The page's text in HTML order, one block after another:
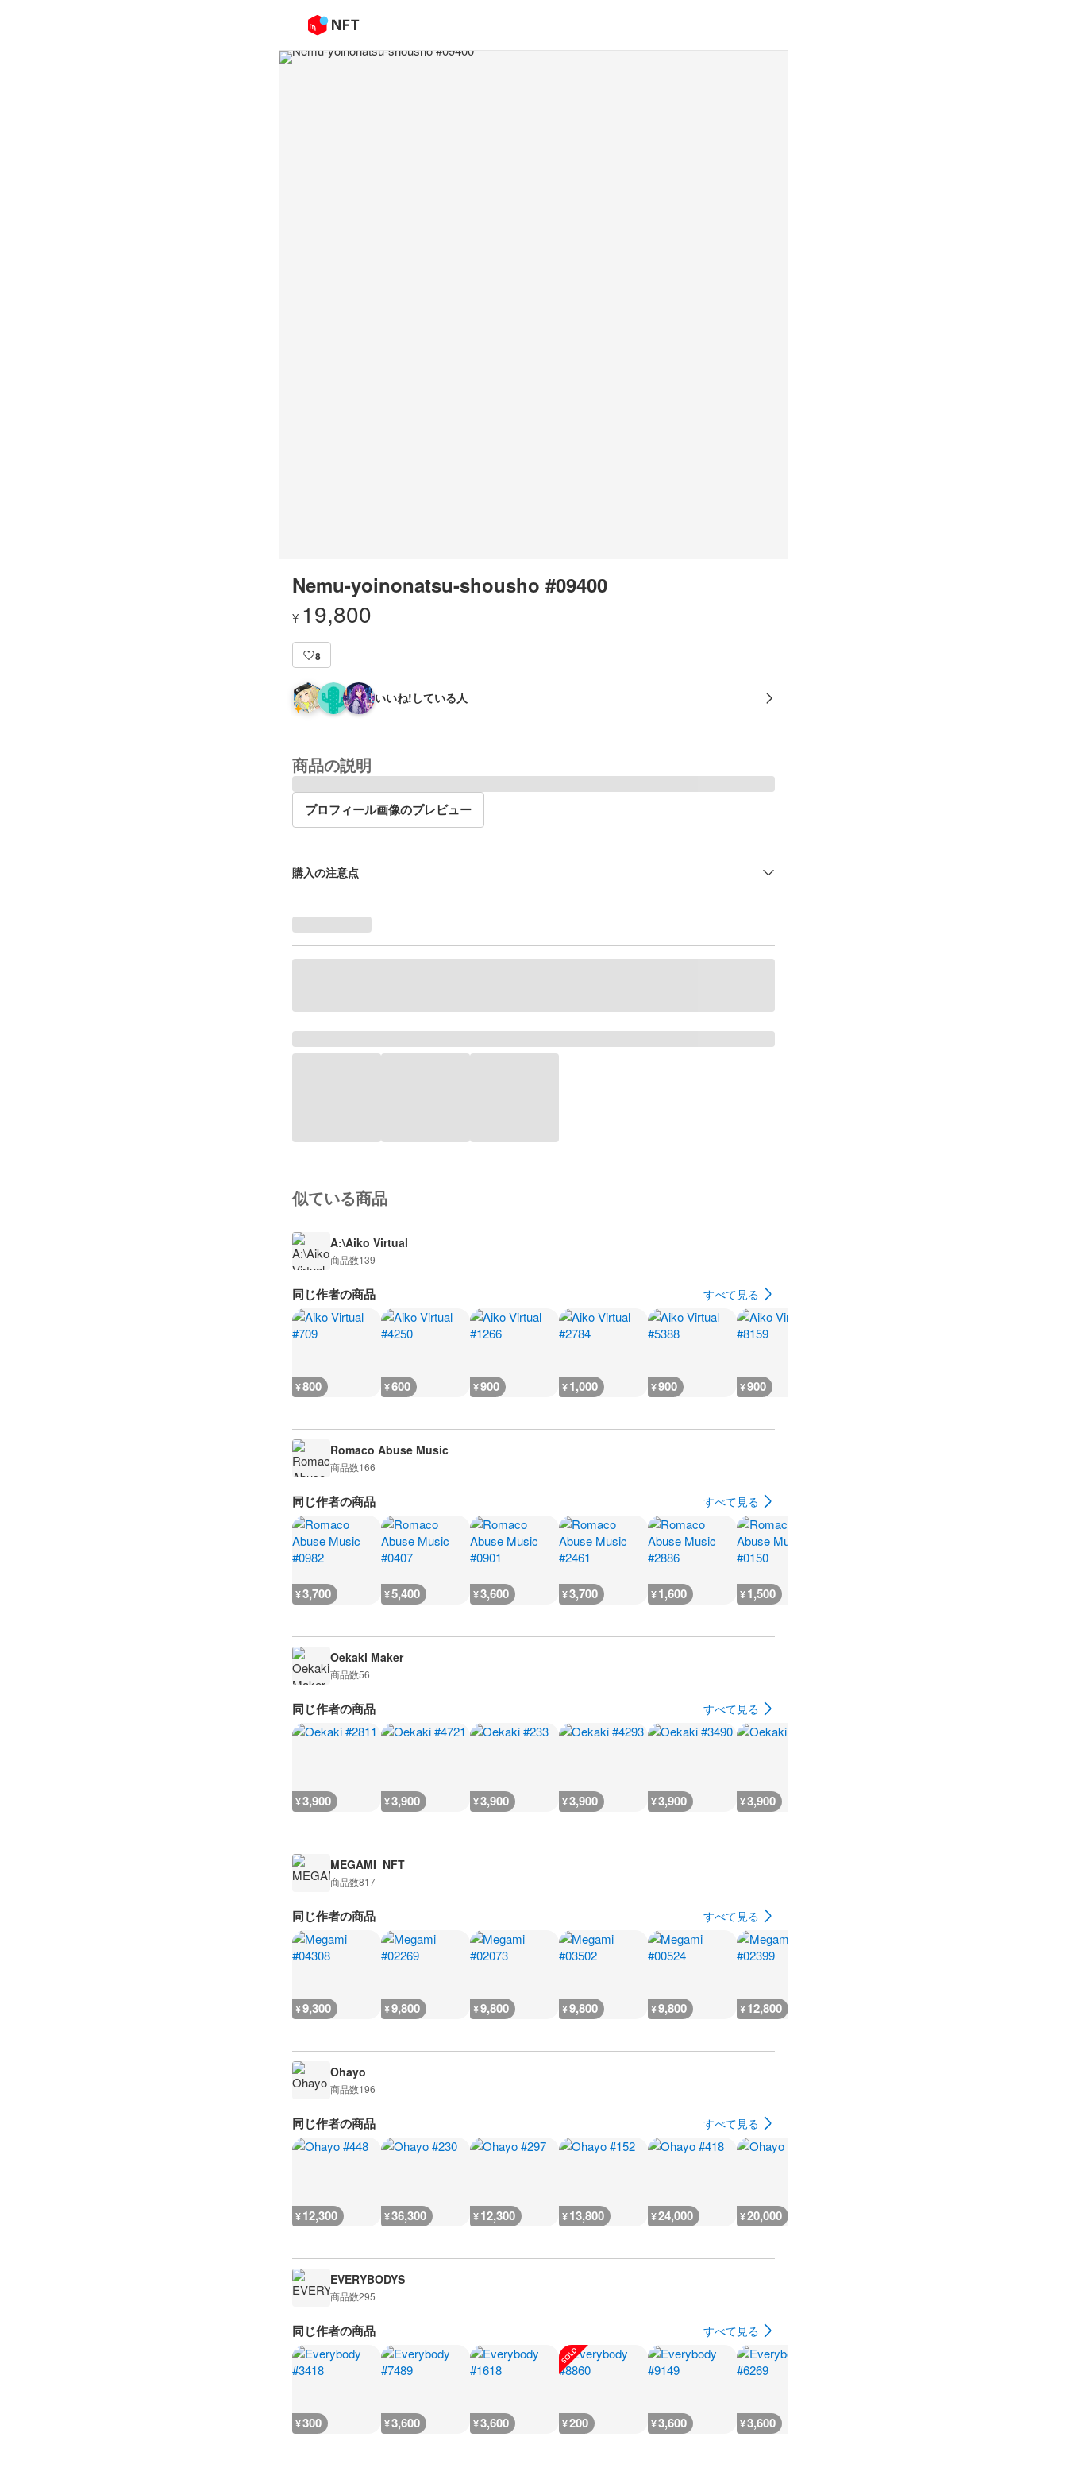
Nemu-yoinonatsu-shousho #09400
¥ 19,800
8
いいね!している人
商品の説明
プロフィール画像のプレビュー
購入の注意点
似ている商品
A:\Aiko Virtual
商品数139
同じ作者の商品 すべて見る
¥800 ¥600 ¥900 ¥1,000 ¥900 ¥900
Romaco Abuse Music
商品数166
同じ作者の商品 すべて見る
¥3,700 ¥5,400 ¥3,600 ¥3,700 ¥1,600 ¥1,500
Oekaki Maker
商品数56
同じ作者の商品 すべて見る
¥3,900 ¥3,900 ¥3,900 ¥3,900 ¥3,900 ¥3,900
MEGAMI_NFT
商品数817
同じ作者の商品 すべて見る
¥9,300 ¥9,800 ¥9,800 ¥9,800 ¥9,800 ¥12,800
Ohayo
商品数196
同じ作者の商品 すべて見る
¥12,300 ¥36,300 ¥12,300 ¥13,800 ¥24,000 ¥20,000
EVERYBODYS
商品数295
同じ作者の商品 すべて見る
¥300 ¥3,600 ¥3,600 ¥200 ¥3,600 ¥3,600